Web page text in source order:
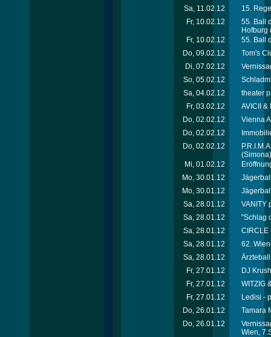
Sa, 11.02.12
15.
Fr, 10.02.12
55. Ball
Hofburg
Fr, 10.02.12
55. Ball
Do, 09.02.12
Tom's
Di, 07.02.12
So, 05.02.12
Sa, 04.02.12
theater
Fr, 03.02.12
AVICII
Do, 02.02.12
Vienna
Do, 02.02.12
Do, 02.02.12
(Simona)
Mi, 01.02.12
Mo, 30.01.12
Mo, 30.01.12
Sa, 28.01.12
VANITY
Sa, 28.01.12
"Schlag
Sa, 28.01.12
CIRCLE
Sa, 28.01.12
62.
Sa, 28.01.12
Fr, 27.01.12
DJ
Fr, 27.01.12
WITZIG
Fr, 27.01.12
Ledisi -
Do, 26.01.12
Tamara
Do, 26.01.12
Wien,